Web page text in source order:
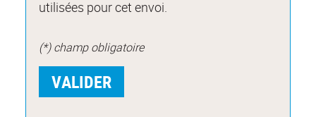
utilisées pour cet envoi.
(*) champ obligatoire